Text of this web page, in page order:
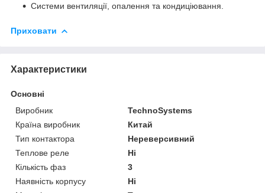
Системи вентиляції, опалення та кондиціювання.
Приховати
Характеристики
Основні
Виробник
TechnoSystems
Країна виробник
Китай
Тип контактора
Нереверсивний
Теплове реле
Ні
Кількість фаз
3
Наявність корпусу
Ні